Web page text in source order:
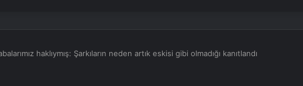
haklıymış: Şarkıların neden artık eskisi gibi olmadığı kanıtlandı